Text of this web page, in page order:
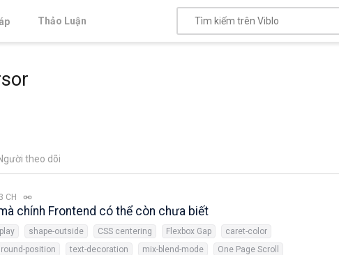
Thảo Luận
theo dõi
CH
chính Frontend có thể còn chưa biết
shape-outside CSS centering Flexbox Gap
caret-color
position text-decoration mix-blend-mode
One Page Scroll